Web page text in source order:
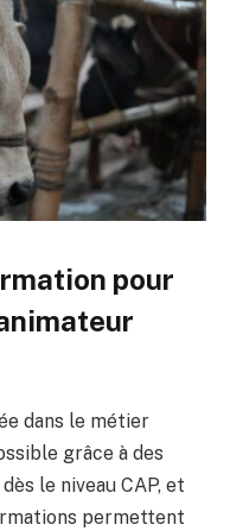
pour
dans le métier
grâce à des
le niveau CAP, et
permettent